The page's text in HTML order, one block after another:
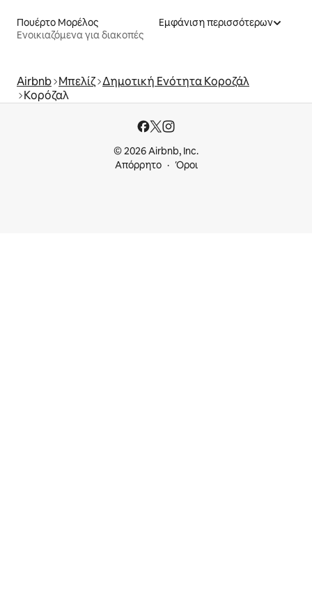
Πουέρτο Μορέλος
Ενοικιαζόμενα για διακοπές
Εμφάνιση περισσότερων
Airbnb Μπελίζ Δημοτική Ενότητα Κοροζάλ
Κορόζαλ
© 2026 Airbnb, Inc.
Απόρρητο
Όροι